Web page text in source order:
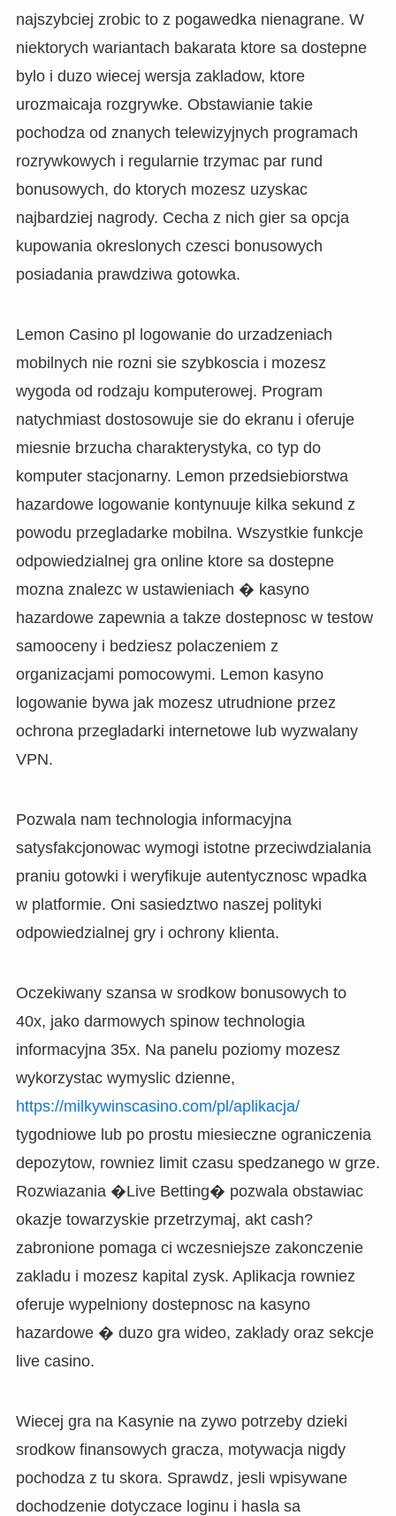
najszybciej zrobic to z pogawedka nienagrane. W
niektorych wariantach bakarata ktore sa dostepne
bylo i duzo wiecej wersja zakladow, ktore
urozmaicaja rozgrywke. Obstawianie takie
pochodza od znanych telewizyjnych programach
rozrywkowych i regularnie trzymac par rund
bonusowych, do ktorych mozesz uzyskac
najbardziej nagrody. Cecha z nich gier sa opcja
kupowania okreslonych czesci bonusowych
posiadania prawdziwa gotowka.
Lemon Casino pl logowanie do urzadzeniach
mobilnych nie rozni sie szybkoscia i mozesz
wygoda od rodzaju komputerowej. Program
natychmiast dostosowuje sie do ekranu i oferuje
miesnie brzucha charakterystyka, co typ do
komputer stacjonarny. Lemon przedsiebiorstwa
hazardowe logowanie kontynuuje kilka sekund z
powodu przegladarke mobilna. Wszystkie funkcje
odpowiedzialnej gra online ktore sa dostepne
mozna znalezc w ustawieniach � kasyno
hazardowe zapewnia a takze dostepnosc w testow
samooceny i bedziesz polaczeniem z
organizacjami pomocowymi. Lemon kasyno
logowanie bywa jak mozesz utrudnione przez
ochrona przegladarki internetowe lub wyzwalany
VPN.
Pozwala nam technologia informacyjna
satysfakcjonowac wymogi istotne przeciwdzialania
praniu gotowki i weryfikuje autentycznosc wpadka
w platformie. Oni sasiedztwo naszej polityki
odpowiedzialnej gry i ochrony klienta.
Oczekiwany szansa w srodkow bonusowych to
40x, jako darmowych spinow technologia
informacyjna 35x. Na panelu poziomy mozesz
wykorzystac wymyslic dzienne,
https://milkywinscasino.com/pl/aplikacja/
tygodniowe lub po prostu miesieczne ograniczenia
depozytow, rowniez limit czasu spedzanego w grze.
Rozwiazania �Live Betting� pozwala obstawiac
okazje towarzyskie przetrzymaj, akt cash?
zabronione pomaga ci wczesniejsze zakonczenie
zakladu i mozesz kapital zysk. Aplikacja rowniez
oferuje wypelniony dostepnosc na kasyno
hazardowe � duzo gra wideo, zaklady oraz sekcje
live casino.
Wiecej gra na Kasynie na zywo potrzeby dzieki
srodkow finansowych gracza, motywacja nigdy
pochodza z tu skora. Sprawdz, jesli wpisywane
dochodzenie dotyczace loginu i hasla sa